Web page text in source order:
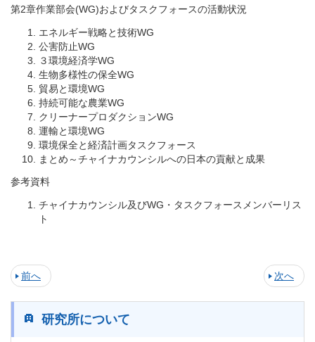
第2章作業部会(WG)およびタスクフォースの活動状況
エネルギー戦略と技術WG
公害防止WG
３環境経済学WG
生物多様性の保全WG
貿易と環境WG
持続可能な農業WG
クリーナープロダクションWG
運輸と環境WG
環境保全と経済計画タスクフォース
まとめ～チャイナカウンシルへの日本の貢献と成果
参考資料
チャイナカウンシル及びWG・タスクフォースメンバーリス
ト
前へ 次へ
研究所について